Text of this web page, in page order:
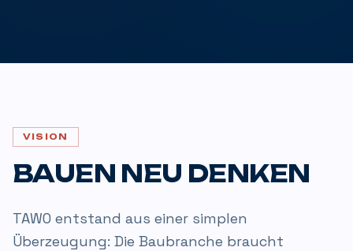
VISION
BAUEN NEU DENKEN
TAWO entstand aus einer simplen
Überzeugung: Die Baubranche braucht